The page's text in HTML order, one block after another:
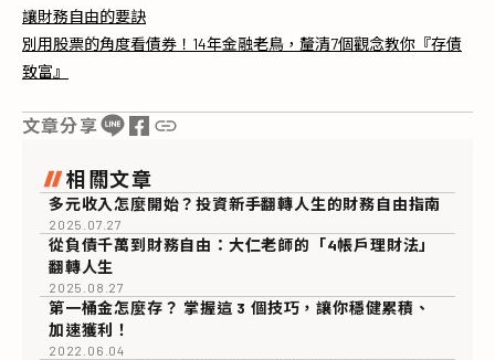
讓財務自由的要訣
別用股票的角度看債券！14年金融老鳥，釐清7個觀念教你『存債
致富』
文章分享
相關文章
多元收入怎麼開始？投資新手翻轉人生的財務自由指南
2025.07.27
從負債千萬到財務自由：大仁老師的「4帳戶理財法」
翻轉人生
2025.08.27
第一桶金怎麼存？ 掌握這 3 個技巧，讓你穩健累積、
加速獲利！
2022.06.04